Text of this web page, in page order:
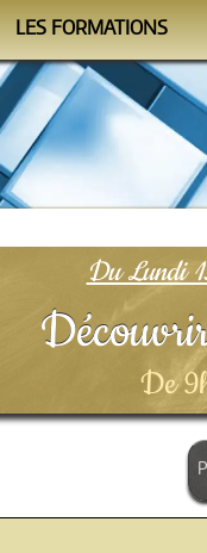
LES FORMATIONS
Le calendrier
Les programmes
Les organismes
Du Lundi
De